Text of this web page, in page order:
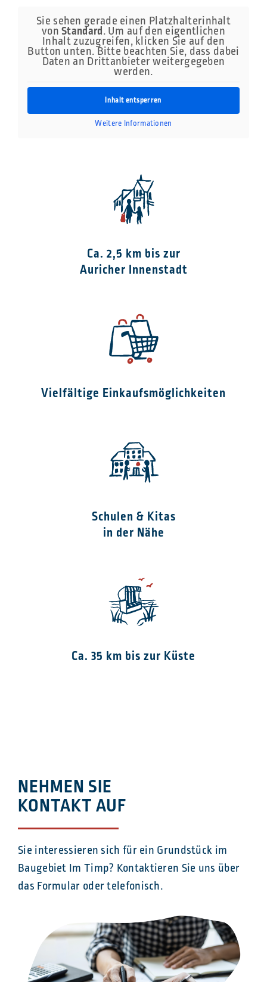
Sie sehen gerade einen Platzhalterinhalt
vonStandard. Um auf den eigentlichen
Inhalt zuzugreifen, klicken Sie auf den
Button unten. Bitte beachten Sie, dass dabei
Daten an Drittanbieter weitergegeben
werden.
Inhalt entsperren
Weitere Informationen
Ca. 2,5 km bis zur
Auricher Innenstadt
Vielfältige Einkaufsmöglichkeiten
Schulen & Kitas
in der Nähe
Ca. 35 km bis zur Küste
NEHMEN SIE
KONTAKT AUF
Sie interessieren sich für ein Grundstück im
Baugebiet Im Timp? Kontaktieren Sie uns über
das Formular oder telefonisch.